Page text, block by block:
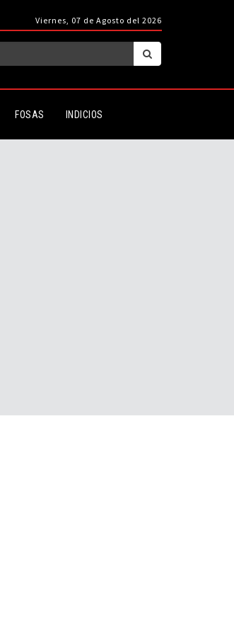
Viernes, 07 de Agosto del 2026
FOSAS INDICIOS